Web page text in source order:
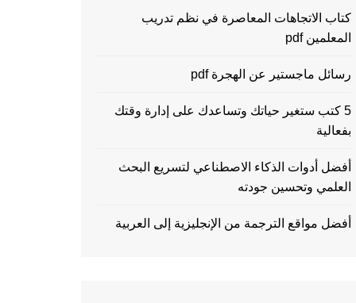
كتاب الاتجاهات المعاصرة في نظم تدريب
المعلمين pdf
رسائل ماجستير عن الهجرة pdf
5 كتب ستغير حياتك وتساعدك على إدارة وقتك
بفعالية
أفضل أدوات الذكاء الاصطناعي لتسريع البحث
العلمي وتحسين جودته
أفضل مواقع الترجمة من الإنجليزية إلى العربية